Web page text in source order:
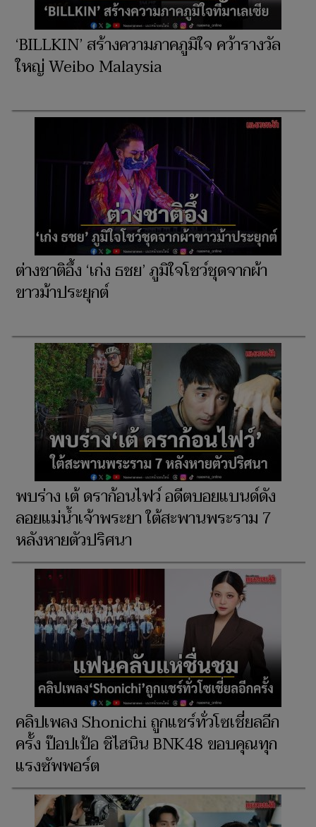
‘BILLKIN’ สร้างความภาคภูมิใจ คว้ารางวัล
ใหญ่ Weibo Malaysia
ต่างชาติอึ้ง ‘เก่ง ธชย’ ภูมิใจโชว์ชุดจากผ้า
ขาวม้าประยุกต์
พบร่าง เต้ ดราก้อนไฟว์ อดีตบอยแบนด์ดัง
ลอยแม่น้ำเจ้าพระยา ใต้สะพานพระราม 7
หลังหายตัวปริศนา
คลิปเพลง Shonichi ถูกแชร์ทั่วโซเชี่ยลอีก
ครั้ง ป๊อปเป้อ ชิไฮนิน BNK48 ขอบคุณทุก
แรงซัพพอร์ต